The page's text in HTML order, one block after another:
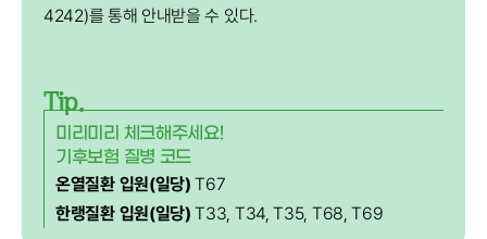
4242)를 통해 안내받을 수 있다.
Tip.
미리미리 체크해주세요!
기후보험 질병 코드
온열질환 입원(일당) T67
한랭질환 입원(일당) T33, T34, T35, T68, T69